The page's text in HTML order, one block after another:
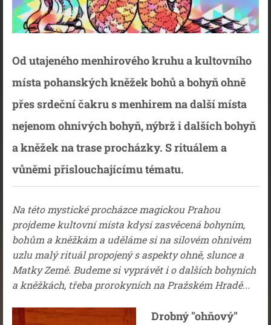
Od utajeného menhirového kruhu a kultovního
místa pohanských kněžek bohů a bohyň ohně
přes srdeční čakru s menhirem na další místa
nejenom ohnivých bohyň, nýbrž i dalších bohyň
a kněžek na trase procházky. S rituálem a
vůněmi přislouchajícímu tématu.
Na této mystické procházce magickou Prahou
projdeme kultovní místa kdysi zasvěcená bohyním,
bohům a kněžkám a uděláme si na silovém ohnivém
uzlu malý rituál propojený s aspekty ohně, slunce a
Matky Země. Budeme si vyprávět i o dalších bohyních
a kněžkách, třeba prorokyních na Pražském Hradě...
Drobný "ohňový"